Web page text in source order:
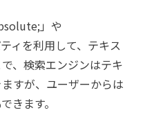
」や
ィを利用して、テキス
、検索エンジンはテキ
すが、ユーザーからは
きます。